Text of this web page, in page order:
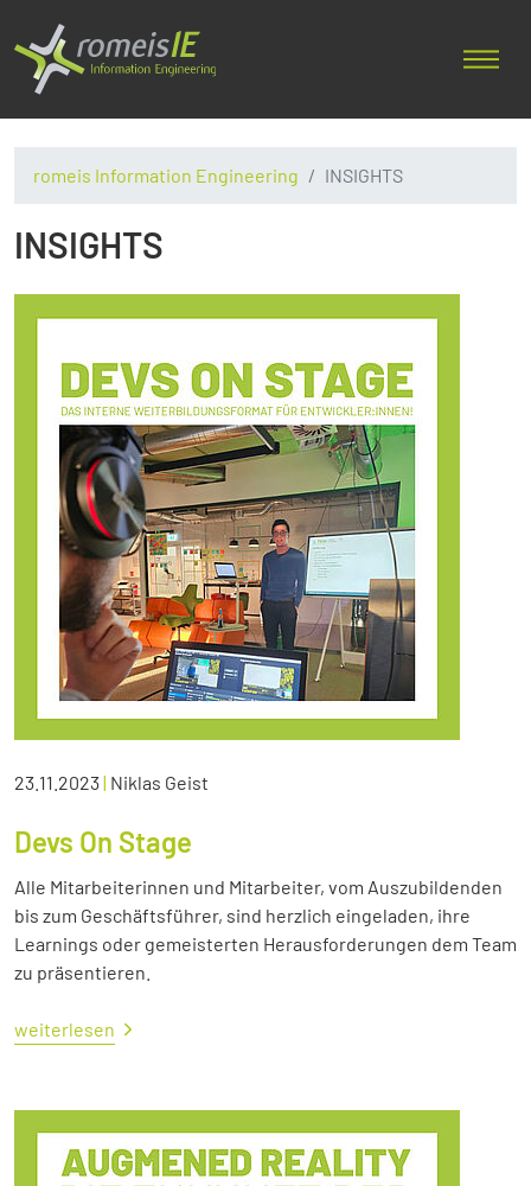
romeis Information Engineering INSIGHTS
INSIGHTS
23.11.2023| Niklas Geist
Devs On Stage
Alle Mitarbeiterinnen und Mitarbeiter, vom Auszubildenden
bis zum Geschäftsführer, sind herzlich eingeladen, ihre
Learnings oder gemeisterten Herausforderungen dem Team
zu präsentieren.
weiterlesen